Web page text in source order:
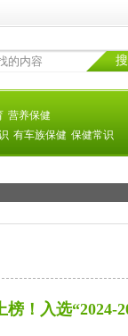
营养保健
有车族保健 保健常识
！入选“2024-